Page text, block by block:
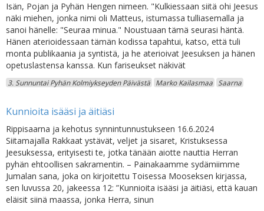
Isän, Pojan ja Pyhän Hengen nimeen. "Kulkiessaan siitä ohi Jeesus
näki miehen, jonka nimi oli Matteus, istumassa tulliasemalla ja
sanoi hänelle: "Seuraa minua." Noustuaan tämä seurasi häntä.
Hänen aterioidessaan tämän kodissa tapahtui, katso, että tuli
monta publikaania ja syntistä, ja he aterioivat Jeesuksen ja hänen
opetuslastensa kanssa. Kun fariseukset näkivät
3. Sunnuntai Pyhän Kolmiykseyden Päivästä Marko Kailasmaa Saarna
Kunnioita isääsi ja äitiäsi
Rippisaarna ja kehotus synnintunnustukseen 16.6.2024
Siitamajalla Rakkaat ystävät, veljet ja sisaret, Kristuksessa
Jeesuksessa, erityisesti te, jotka tänään aiotte nauttia Herran
pyhän ehtoollisen sakramentin. – Painakaamme sydämiimme
Jumalan sana, joka on kirjoitettu Toisessa Mooseksen kirjassa,
sen luvussa 20, jakeessa 12: ”Kunnioita isääsi ja äitiäsi, että kauan
eläisit siinä maassa, jonka Herra, sinun